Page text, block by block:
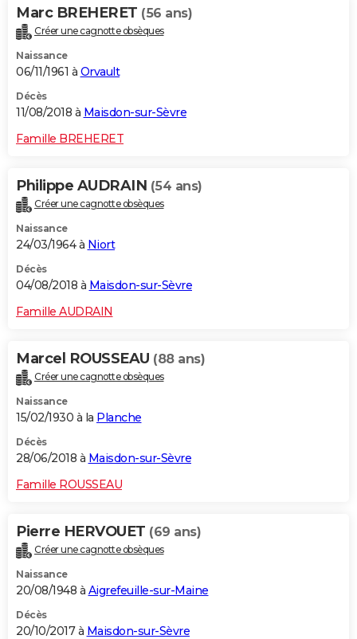
Marc BREHERET (56 ans)
Créer une cagnotte obsèques
Naissance
06/11/1961 à Orvault
Décès
11/08/2018 à Maisdon-sur-Sèvre
Famille BREHERET
Philippe AUDRAIN (54 ans)
Créer une cagnotte obsèques
Naissance
24/03/1964 à Niort
Décès
04/08/2018 à Maisdon-sur-Sèvre
Famille AUDRAIN
Marcel ROUSSEAU (88 ans)
Créer une cagnotte obsèques
Naissance
15/02/1930 à la Planche
Décès
28/06/2018 à Maisdon-sur-Sèvre
Famille ROUSSEAU
Pierre HERVOUET (69 ans)
Créer une cagnotte obsèques
Naissance
20/08/1948 à Aigrefeuille-sur-Maine
Décès
20/10/2017 à Maisdon-sur-Sèvre